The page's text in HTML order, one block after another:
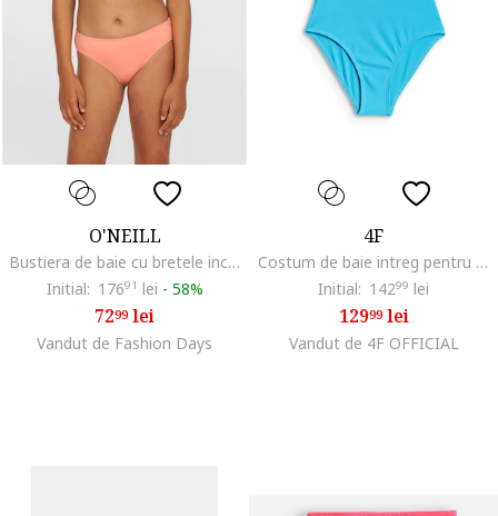
O'NEILL
Bustiera de baie cu bretele incrucisate, Piersica
Initial: 17691 lei - 58%
7299lei
Vandut de Fashion Days
4F
Costum de baie intreg pentru fete albastru, uscare rapida, bretele incrucisate, poliester|elastan
Initial: 14299 lei
12999lei
Vandut de 4F OFFICIAL